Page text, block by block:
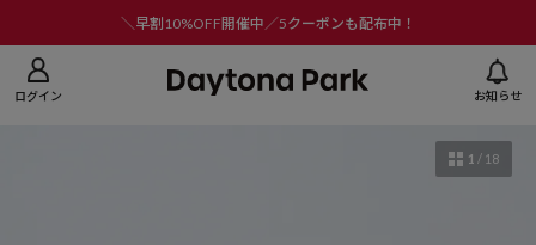
＼早割10%OFF開催中／5クーポンも配布中！
ログイン お知らせ
1 / 18